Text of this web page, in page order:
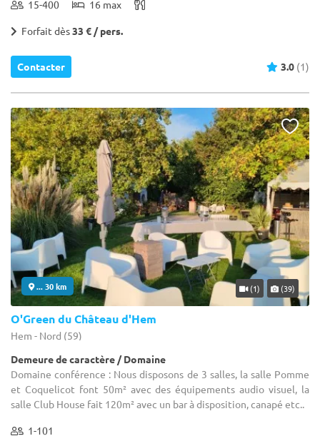
15-400 16 max
Forfait dès33 € / pers.
Contacter 3.0 (1)
... 30 km (1) (39)
O'Green du Château d'Hem
Hem - Nord (59)
Demeure de caractère / Domaine
Domaine conférence : Nous disposons de 3 salles, la salle Pomme
et Coquelicot font 50m² avec des équipements audio visuel, la
salle Club House fait 120m² avec un bar à disposition, canapé etc..
1-101